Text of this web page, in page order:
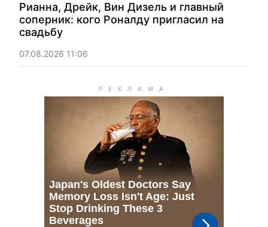
Рианна, Дрейк, Вин Дизель и главный
соперник: кого Роналду пригласил на
свадьбу
07.08.2026 11:06